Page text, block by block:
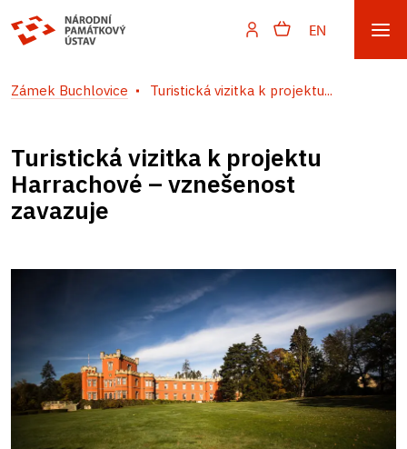
EN
Zámek Buchlovice Turistická vizitka k projektu...
Turistická vizitka k projektu
Harrachové – vznešenost
zavazuje